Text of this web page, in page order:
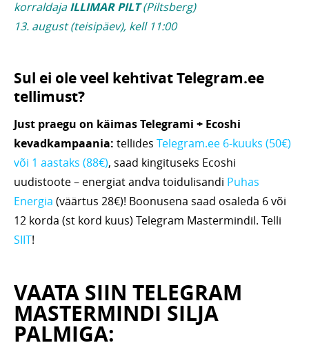
korraldajaILLIMAR PILT(Piltsberg)
13. august (teisipäev), kell 11:00
Sul ei ole veel kehtivat Telegram.ee
tellimust?
Just praegu on käimas Telegrami + Ecoshi
kevadkampaania: tellides Telegram.ee 6-kuuks (50€)
või 1 aastaks (88€), saad kingituseks Ecoshi
uudistoote – energiat andva toidulisandi Puhas
Energia (väärtus 28€)! Boonusena saad osaleda 6 või
12 korda (st kord kuus) Telegram Mastermindil. Telli
SIIT!
VAATA SIIN TELEGRAM
MASTERMINDI SILJA
PALMIGA: